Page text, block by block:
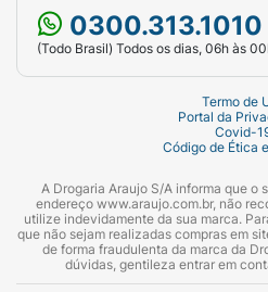
tanto na produção
colesterol,
mais completo das
Apresenta uma
rosuvastatina e
cápsula, o que traz
o tratamento.
Como usar o Plenance
corretamente?
0300.313.1010
(Todo Brasil) Todos os dias, 06h às
Termo de
Portal da
Covid-
Código de Ética
A Drogaria Araujo S/A informa que o
endereço www.araujo.com.br, não
utilize indevidamente da sua marca.
que não sejam realizadas compras em
de forma fraudulenta da marca da
dúvidas, gentileza entrar em